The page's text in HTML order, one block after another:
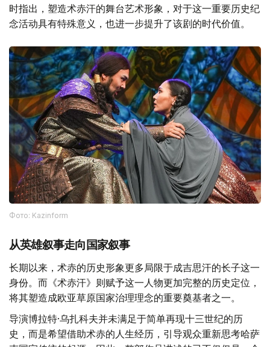
时指出，塑造术赤汗的舞台艺术形象，对于这一重要历史纪
念活动具有特殊意义，也进一步提升了该剧的时代价值。
Фото: Kazinform
从英雄叙事走向国家叙事
长期以来，术赤的历史形象更多局限于成吉思汗的长子这一
身份。而《术赤汗》则赋予这一人物更加完整的历史定位，
将其塑造成欧亚草原国家治理理念的重要奠基者之一。
导演博拉特·乌扎科夫并未满足于简单再现十三世纪的历
史，而是希望借助术赤的人生经历，引导观众重新思考哈萨